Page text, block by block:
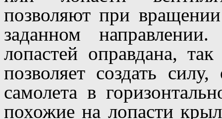
позволяют при
заданном
лопастей оправдана,
позволяет создать
самолета в
похожие на лопасти